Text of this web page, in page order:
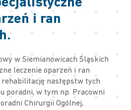
i ran
w Siemianowicach Śląskich
leczenie oparzeń i ran
rehabilitację następstw tych
poradni, w tym np. Pracowni
Chirurgii Ogólnej,